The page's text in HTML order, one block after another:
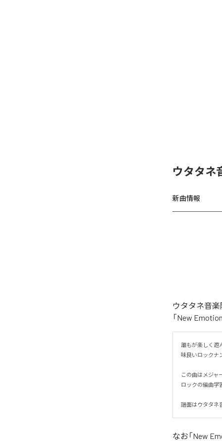
ウタタネ
新曲情報
ウタタネ音楽
「New
誰もが楽しく遊
味良いロックナ
この曲はメジャ
ロックの編曲学
譜面はウタタネ
なお「New